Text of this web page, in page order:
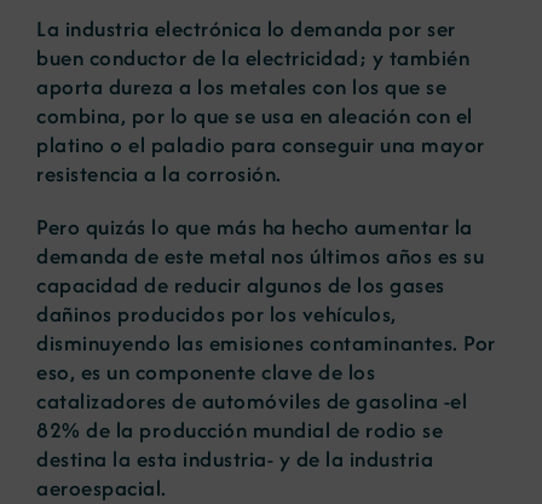
La industria electrónica lo demanda por ser
buen conductor de la electricidad; y también
aporta dureza a los metales con los que se
combina, por lo que se usa en aleación con el
platino o el paladio para conseguir una mayor
resistencia a la corrosión.
Pero quizás lo que más ha hecho aumentar la
demanda de este metal nos últimos años es su
capacidad de reducir algunos de los gases
dañinos producidos por los vehículos,
disminuyendo las emisiones contaminantes. Por
eso, es un componente clave de los
catalizadores de automóviles de gasolina -el
82% de la producción mundial de rodio se
destina la esta industria- y de la industria
aeroespacial.